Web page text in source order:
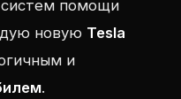
систем помощи
новую Tesla
и
.